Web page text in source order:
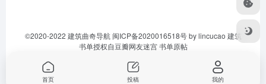
©2020-2022 建筑曲奇导航 闽ICP备2020016518号by lincucao 建筑
书单授权自豆瓣网友迷宫书单原帖
首页 投稿 我的